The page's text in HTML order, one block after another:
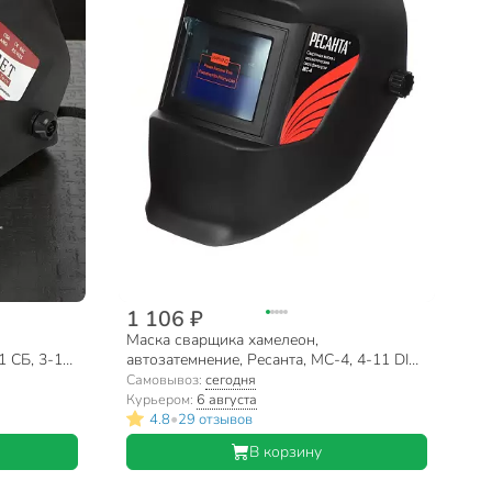
СБ, 3-11
1 106 ₽
Маска сварщика хамелеон,
автозатемнение, Ресанта, МС-4, 4-11 DIN,
65/34
Самовывоз:сегодня
Курьером: 6 августа
4.8•29 отзывов
В корзину